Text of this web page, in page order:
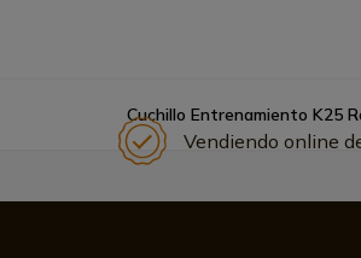
Cuchillo Entrenamiento K25
Vendiendo online